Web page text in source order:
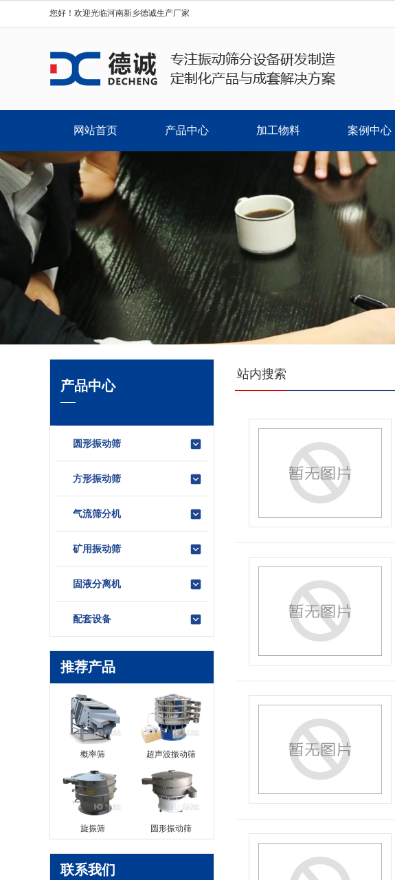
您好！欢迎光临河南新乡德诚生产厂家
网站首页 产品中心 加工物料 案例中心
产品中心
圆形振动筛
方形振动筛
气流筛分机
矿用振动筛
固液分离机
配套设备
推荐产品
概率筛 超声波振动筛
旋振筛 圆形振动筛
联系我们
站内搜索